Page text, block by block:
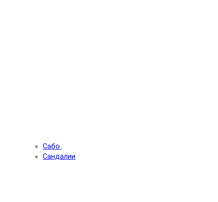
Сабо
Сандалии